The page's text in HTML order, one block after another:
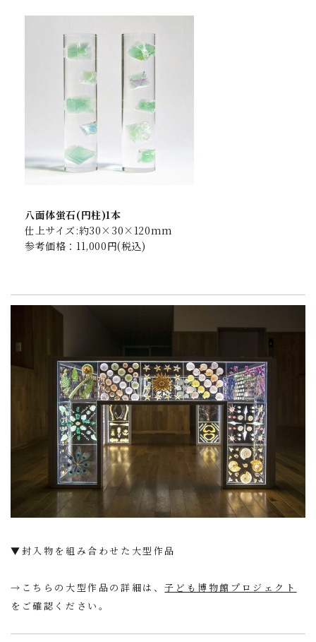
八面体蛍石(円柱)1本
仕上サイズ:約30×30×120mm
参考価格：11,000円(税込)
▼封入物を組み合わせた大型作品
→こちらの大型作品の詳細は、子ども博物館プロジェクト
をご確認ください。